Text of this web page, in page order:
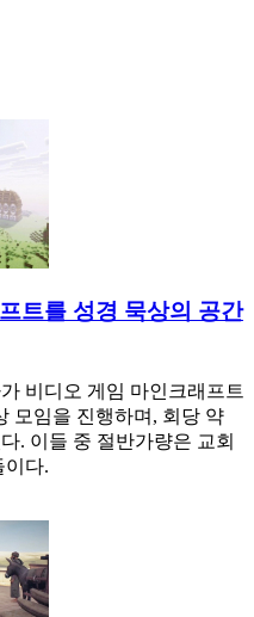
트를 성경 묵상의 공간
비디오 게임 마인크래프트
모임을 진행하며, 회당 약
. 이들 중 절반가량은 교회
이다.